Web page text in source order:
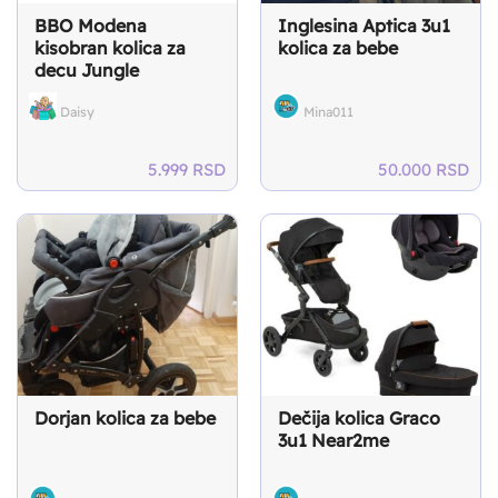
BBO Modena
kisobran kolica za
decu Jungle
Daisy
5.999 RSD
Inglesina Aptica 3u1
kolica za bebe
Mina011
50.000 RSD
Dorjan kolica za bebe
Dečija kolica Graco
3u1 Near2me